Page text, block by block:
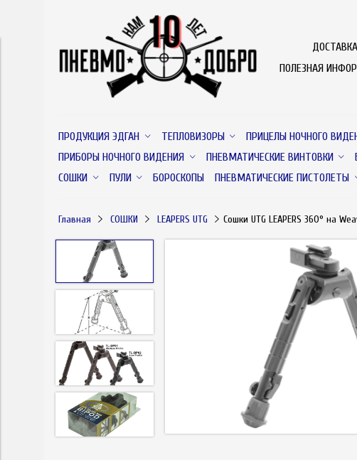
ПОЛЕЗНАЯ
ПРОДУКЦИЯ ЭДГАН ТЕПЛОВИЗОРЫ ПРИЦЕЛЫ НОЧНОГО
ПРИБОРЫ НОЧНОГО ВИДЕНИЯ
ПНЕВМАТИЧЕСКИЕ ВИНТОВКИ
СОШКИ
ПУЛИ БОРОСКОПЫ ПНЕВМАТИЧЕСКИЕ ПИСТОЛЕТЫ
Главная СОШКИ LEAPERS UTG Сошки UTG LEAPERS 360° на